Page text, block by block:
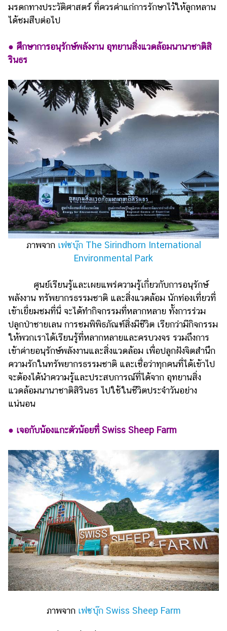
มรดกทางประวัติศาสตร์ ที่ควรค่าแก่การรักษาไว้ให้ลูกหลาน
ได้ชมสืบต่อไป
● ศึกษาการอนุรักษ์พลังงาน อุทยานสิ่งแวดล้อมนานาชาติสิ
รินธร
ภาพจาก เฟซบุ๊ก The Sirindhorn International
Environmental Park
ศูนย์เรียนรู้และเผยแพร่ความรู้เกี่ยวกับการอนุรักษ์
พลังงาน ทรัพยากรธรรมชาติ และสิ่งแวดล้อม นักท่องเที่ยวที่
เข้าเยี่ยมชมที่นี่ จะได้ทำกิจกรรมที่หลากหลาย ทั้งการร่วม
ปลูกป่าชายเลน การชมพิพิธภัณฑ์สิ่งมีชีวิต เรียกว่ามีกิจกรรม
ให้พวกเราได้เรียนรู้ที่หลากหลายและครบวงจร รวมถึงการ
เข้าค่ายอนุรักษ์พลังงานและสิ่งแวดล้อม เพื่อปลูกฝังจิตสำนึก
ความรักในทรัพยากรธรรมชาติ และเชื่อว่าทุกคนที่ได้เข้าไป
จะต้องได้นำความรู้และประสบการณ์ที่ได้จาก อุทยานสิ่ง
แวดล้อมนานาชาติสิรินธร ไปใช้ในชีวิตประจำวันอย่าง
แน่นอน
● เจอกับน้องแกะตัวน้อยที่ Swiss Sheep Farm
ภาพจาก เฟซบุ๊ก Swiss Sheep Farm